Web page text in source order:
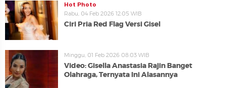
Hot Photo
Rabu, 04 Feb 2026 12:05 WIB
Ciri Pria Red Flag Versi Gisel
Minggu, 01 Feb 2026 08:03 WIB
Video: Gisella Anastasia Rajin Banget
Olahraga, Ternyata Ini Alasannya